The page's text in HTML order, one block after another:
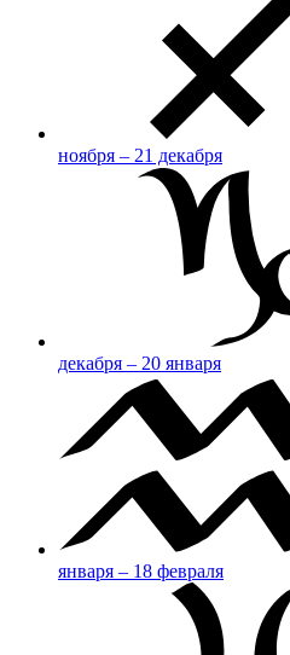
ноября – 21 декабря
декабря – 20 января
января – 18 февраля